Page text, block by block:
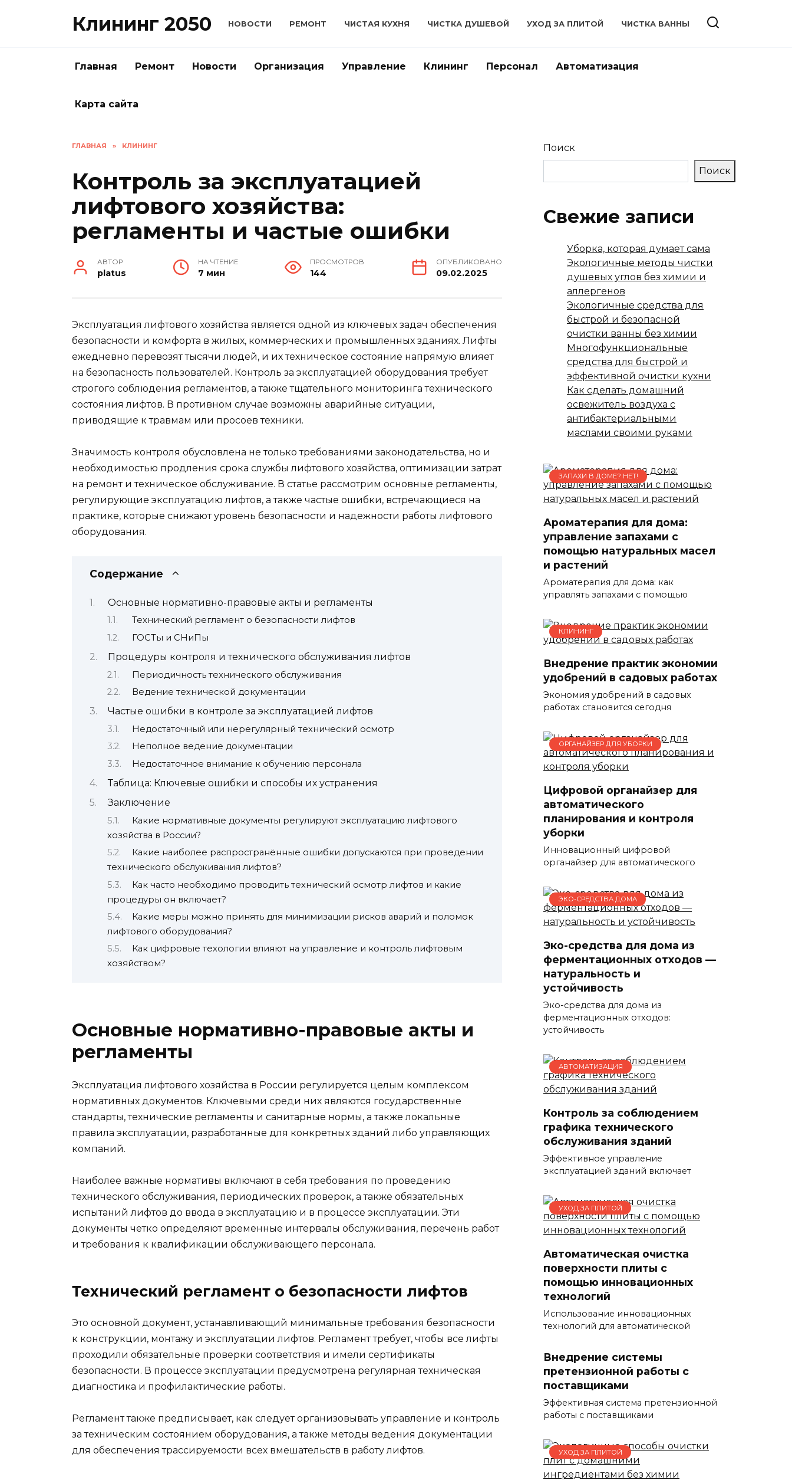
Клининг 2050 НОВОСТИ РЕМОНТ ЧИСТАЯ КУХНЯ ЧИСТКА ДУШЕВОЙ УХОД ЗА ПЛИТОЙ ЧИСТКА ВАННЫ
Главная Ремонт Новости Организация Управление Клининг Персонал Автоматизация
Карта сайта
ГЛАВНАЯ » КЛИНИНГ
Контроль за эксплуатацией
лифтового хозяйства:
регламенты и частые ошибки
АВТОР
platus
НА ЧТЕНИЕ
7 мин
ПРОСМОТРОВ
144
ОПУБЛИКОВАНО
09.02.2025
Эксплуатация лифтового хозяйства является одной из ключевых задач обеспечения
безопасности и комфорта в жилых, коммерческих и промышленных зданиях. Лифты
ежедневно перевозят тысячи людей, и их техническое состояние напрямую влияет
на безопасность пользователей. Контроль за эксплуатацией оборудования требует
строгого соблюдения регламентов, а также тщательного мониторинга технического
состояния лифтов. В противном случае возможны аварийные ситуации,
приводящие к травмам или просоев техники.
Значимость контроля обусловлена не только требованиями законодательства, но и
необходимостью продления срока службы лифтового хозяйства, оптимизации затрат
на ремонт и техническое обслуживание. В статье рассмотрим основные регламенты,
регулирующие эксплуатацию лифтов, а также частые ошибки, встречающиеся на
практике, которые снижают уровень безопасности и надежности работы лифтового
оборудования.
Содержание
Основные нормативно-правовые акты и регламенты
Технический регламент о безопасности лифтов
ГОСТы и СНиПы
Процедуры контроля и технического обслуживания лифтов
Периодичность технического обслуживания
Ведение технической документации
Частые ошибки в контроле за эксплуатацией лифтов
Недостаточный или нерегулярный технический осмотр
Неполное ведение документации
Недостаточное внимание к обучению персонала
Таблица: Ключевые ошибки и способы их устранения
Заключение
Какие нормативные документы регулируют эксплуатацию лифтового
хозяйства в России?
Какие наиболее распространённые ошибки допускаются при проведении
технического обслуживания лифтов?
Как часто необходимо проводить технический осмотр лифтов и какие
процедуры он включает?
Какие меры можно принять для минимизации рисков аварий и поломок
лифтового оборудования?
Как цифровые техологии влияют на управление и контроль лифтовым
хозяйством?
Основные нормативно-правовые акты и
регламенты
Эксплуатация лифтового хозяйства в России регулируется целым комплексом
нормативных документов. Ключевыми среди них являются государственные
стандарты, технические регламенты и санитарные нормы, а также локальные
правила эксплуатации, разработанные для конкретных зданий либо управляющих
компаний.
Наиболее важные нормативы включают в себя требования по проведению
технического обслуживания, периодических проверок, а также обязательных
испытаний лифтов до ввода в эксплуатацию и в процессе эксплуатации. Эти
документы четко определяют временные интервалы обслуживания, перечень работ
и требования к квалификации обслуживающего персонала.
Технический регламент о безопасности лифтов
Это основной документ, устанавливающий минимальные требования безопасности
к конструкции, монтажу и эксплуатации лифтов. Регламент требует, чтобы все лифты
проходили обязательные проверки соответствия и имели сертификаты
безопасности. В процессе эксплуатации предусмотрена регулярная техническая
диагностика и профилактические работы.
Регламент также предписывает, как следует организовывать управление и контроль
за техническим состоянием оборудования, а также методы ведения документации
для обеспечения трассируемости всех вмешательств в работу лифтов.
Поиск
Поиск
Свежие записи
Уборка, которая думает сама
Экологичные методы чистки
душевых углов без химии и
аллергенов
Экологичные средства для
быстрой и безопасной
очистки ванны без химии
Многофункциональные
средства для быстрой и
эффективной очистки кухни
Как сделать домашний
освежитель воздуха с
антибактериальными
маслами своими руками
ЗАПАХИ В ДОМЕ? НЕТ!
Ароматерапия для дома:
управление запахами с
помощью натуральных масел
и растений
Ароматерапия для дома: как
управлять запахами с помощью
КЛИНИНГ
Внедрение практик экономии
удобрений в садовых работах
Экономия удобрений в садовых
работах становится сегодня
ОРГАНАЙЗЕР ДЛЯ УБОРКИ
Цифровой органайзер для
автоматического
планирования и контроля
уборки
Инновационный цифровой
органайзер для автоматического
ЭКО-СРЕДСТВА ДОМА
Эко-средства для дома из
ферментационных отходов —
натуральность и
устойчивость
Эко-средства для дома из
ферментационных отходов:
устойчивость
АВТОМАТИЗАЦИЯ
Контроль за соблюдением
графика технического
обслуживания зданий
Эффективное управление
эксплуатацией зданий включает
УХОД ЗА ПЛИТОЙ
Автоматическая очистка
поверхности плиты с
помощью инновационных
технологий
Использование инновационных
технологий для автоматической
Внедрение системы
претензионной работы с
поставщиками
Эффективная система претензионной
работы с поставщиками
УХОД ЗА ПЛИТОЙ